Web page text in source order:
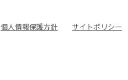
個人情報保護方針 サイトポリシー